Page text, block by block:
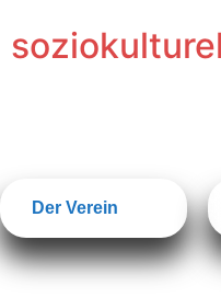
Der Verein